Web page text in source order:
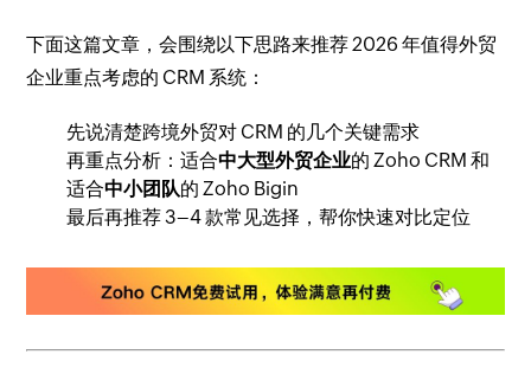
下面这篇文章，会围绕以下思路来推荐 2026 年值得外贸
企业重点考虑的 CRM 系统：
先说清楚跨境外贸对 CRM 的几个关键需求
再重点分析：适合中大型外贸企业的 Zoho CRM 和
适合中小团队的 Zoho Bigin
最后再推荐 3–4 款常见选择，帮你快速对比定位